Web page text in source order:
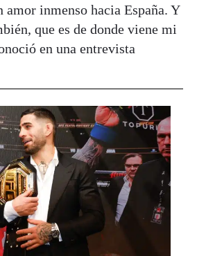
amor inmenso hacia España. Y
que es de donde viene mi
en una entrevista